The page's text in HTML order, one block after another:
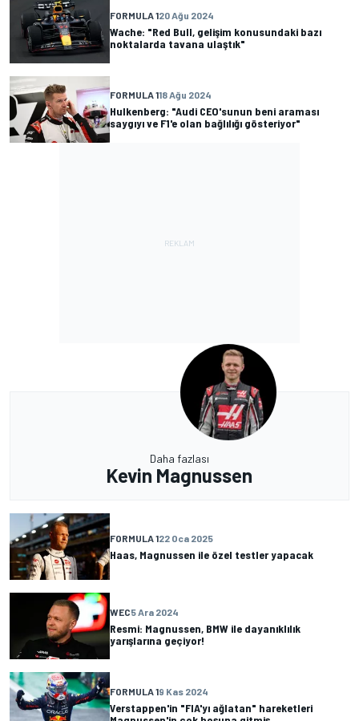
FORMULA 120 Ağu 2024
Wache: "Red Bull, gelişim konusundaki bazı
noktalarda tavana ulaştık"
FORMULA 118 Ağu 2024
Hulkenberg: "Audi CEO'sunun beni araması
saygıyı ve F1'e olan bağlılığı gösteriyor"
Daha fazlası
Kevin Magnussen
FORMULA 122 Oca 2025
Haas, Magnussen ile özel testler yapacak
WEC5 Ara 2024
Resmi: Magnussen, BMW ile dayanıklılık
yarışlarına geçiyor!
FORMULA 19 Kas 2024
Verstappen'in "FIA'yı ağlatan" hareketleri